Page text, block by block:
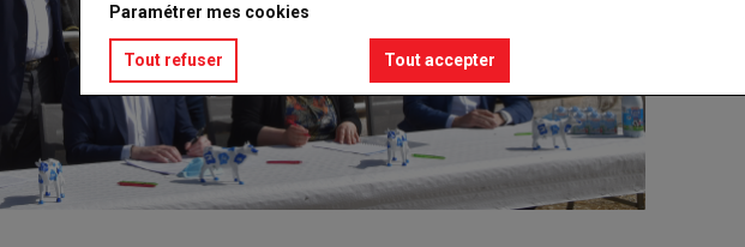
Paramétrer mes cookies
Tout refuser Tout accepter